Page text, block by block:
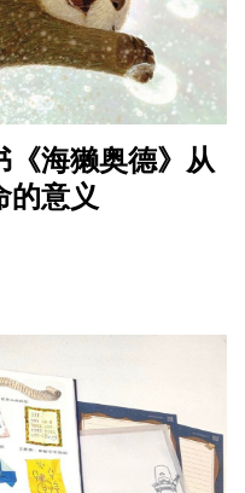
《海獭奥德》从
的意义